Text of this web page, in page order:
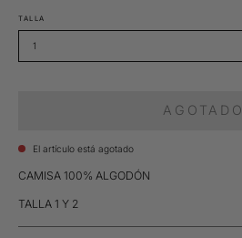
TALLA
1
AGOTADO
El artículo está agotado
CAMISA 100% ALGODÓN
TALLA 1 Y 2